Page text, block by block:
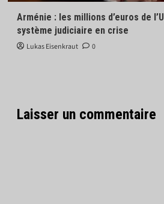
Arménie : les millions d’euros de
système judiciaire en crise
Lukas Eisenkraut 0
Laisser un commentaire